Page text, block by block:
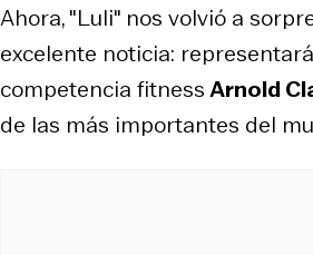
Ahora, "Luli" nos volvió a
excelente noticia:
competencia fitnessArnold
de las más importantes del